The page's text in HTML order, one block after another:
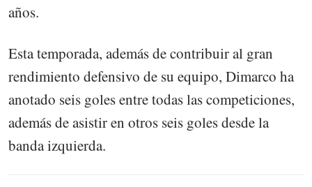
años.
Esta temporada, además de contribuir al gran
rendimiento defensivo de su equipo, Dimarco ha
anotado seis goles entre todas las competiciones,
además de asistir en otros seis goles desde la
banda izquierda.